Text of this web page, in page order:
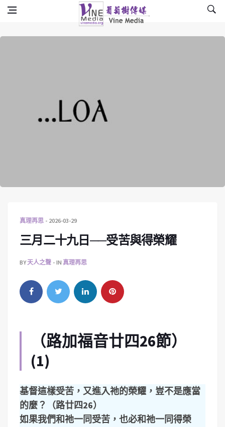
Vine Media
葡萄樹傳媒
真理再思 2026-03-29
三月二十九日──受苦與得榮耀
BY天人之聲 IN 真理再思
（路加福音廿四26節）
(1)
基督這樣受苦，又進入祂的榮耀，豈不是應當
的麼？（路廿四26）
如果我們和祂一同受苦，也必和祂一同得榮